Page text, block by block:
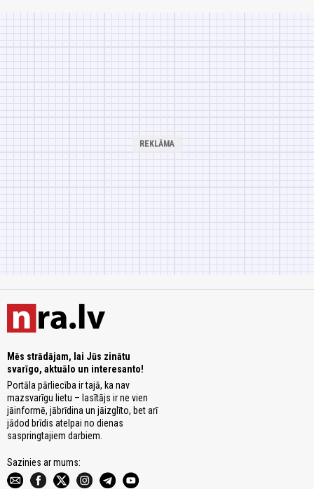
Mēs strādājam, lai Jūs zinātu
svarīgo, aktuālo un interesanto!
Portāla pārliecība ir tajā, ka nav
mazsvarīgu lietu – lasītājs ir ne vien
jāinformē, jābrīdina un jāizglīto, bet arī
jādod brīdis atelpai no dienas
saspringtajiem darbiem.
Sazinies ar mums: